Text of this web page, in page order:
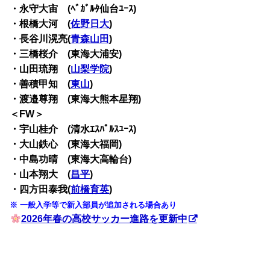
・永守大宙 (ﾍﾞｶﾞﾙﾀ仙台ﾕｰｽ)
・根橋大河 (佐野日大)
・長谷川滉亮(青森山田)
・三橋桜介 (東海大浦安)
・山田琉翔 (山梨学院)
・善積甲知 (東山)
・渡邉尊翔 (東海大熊本星翔)
＜FW＞
・宇山桂介 (清水ｴｽﾊﾟﾙｽﾕｰｽ)
・大山鉄心 (東海大福岡)
・中島功晴 (東海大高輪台)
・山本翔大 (昌平)
・四方田泰我(前橋育英)
※ 一般入学等で新入部員が追加される場合あり
2026年春の高校サッカー進路を更新中